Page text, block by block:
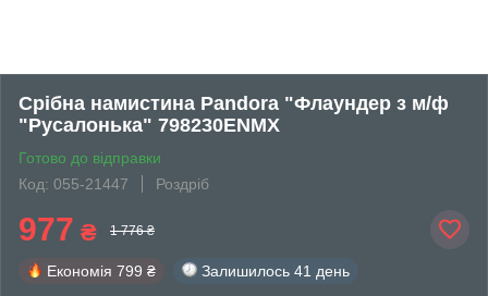
Срібна намистина Pandora "Флаундер з м/ф
"Русалонька" 798230ENMX
Готово до відправки
Код: 055-21447
Роздріб
977 ₴ 1 776 ₴
Економія 799 ₴ Залишилось 41 день